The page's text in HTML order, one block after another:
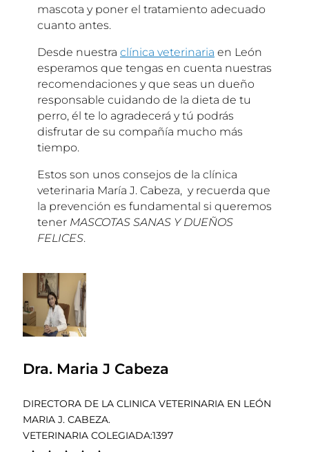
mascota y poner el tratamiento adecuado
cuanto antes.
Desde nuestra clínica veterinaria en León
esperamos que tengas en cuenta nuestras
recomendaciones y que seas un dueño
responsable cuidando de la dieta de tu
perro, él te lo agradecerá y tú podrás
disfrutar de su compañía mucho más
tiempo.
Estos son unos consejos de la clínica
veterinaria María J. Cabeza, y recuerda que
la prevención es fundamental si queremos
tener MASCOTAS SANAS Y DUEÑOS
FELICES.
Dra. Maria J Cabeza
DIRECTORA DE LA CLINICA VETERINARIA EN LEÓN
MARIA J. CABEZA.
VETERINARIA COLEGIADA:1397